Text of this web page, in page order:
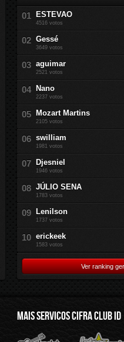
ESTEVAO
4516 votos
Gessé
3649 votos
aguimar
2521 votos
Nano
2237 votos
Mozart Martins
2105 votos
swilliam
1981 votos
Djesniel
1946 votos
JÚLIO SENA
1783 votos
Lenilson
1737 votos
erickeek
1583 votos
Ver ranking
MAIS SERVICOS CIFRA CLUB ID
Letras.mus.br Audioware